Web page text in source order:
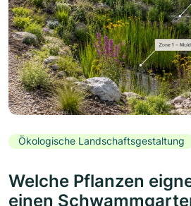
Ökologische Landschaftsgestaltung
Welche Pflanzen
einen